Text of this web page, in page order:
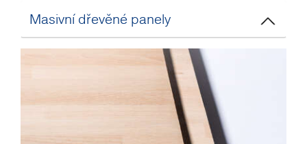
Masivní dřevěné panely